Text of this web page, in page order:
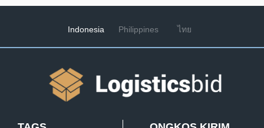
Indonesia Philippines ไทย